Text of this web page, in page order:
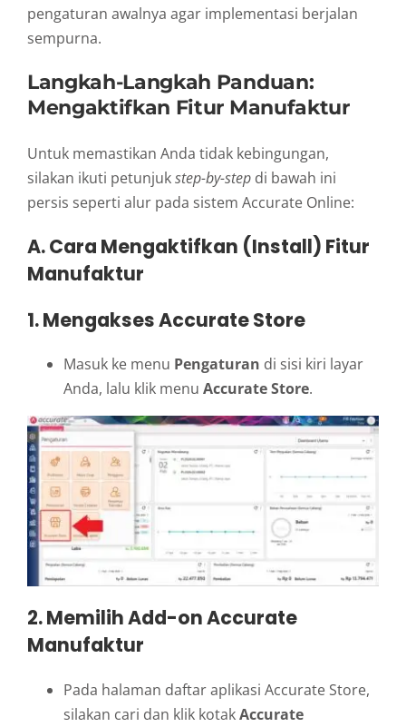
pengaturan awalnya agar implementasi berjalan
sempurna.
Langkah-Langkah Panduan:
Mengaktifkan Fitur Manufaktur
Untuk memastikan Anda tidak kebingungan,
silakan ikuti petunjukstep-by-step di bawah ini
persis seperti alur pada sistem Accurate Online:
A. Cara Mengaktifkan (Install) Fitur
Manufaktur
1. Mengakses Accurate Store
Masuk ke menu Pengaturan di sisi kiri layar
Anda, lalu klik menu Accurate Store.
2. Memilih Add-on Accurate
Manufaktur
Pada halaman daftar aplikasi Accurate Store,
silakan cari dan klik kotakAccurate